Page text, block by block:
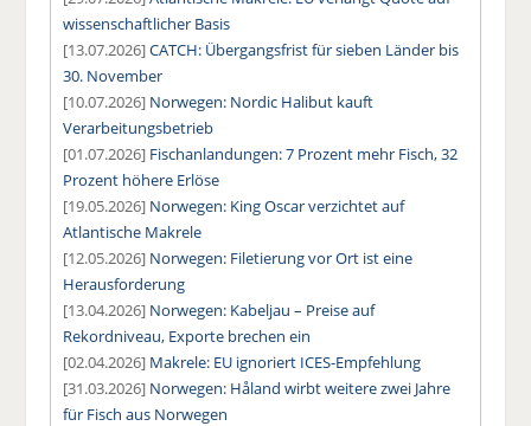
wissenschaftlicher Basis
[13.07.2026]CATCH: Übergangsfrist für sieben Länder bis
30. November
[10.07.2026] Norwegen: Nordic Halibut kauft
Verarbeitungsbetrieb
[01.07.2026] Fischanlandungen: 7 Prozent mehr Fisch, 32
Prozent höhere Erlöse
[19.05.2026] Norwegen: King Oscar verzichtet auf
Atlantische Makrele
[12.05.2026] Norwegen: Filetierung vor Ort ist eine
Herausforderung
[13.04.2026] Norwegen: Kabeljau – Preise auf
Rekordniveau, Exporte brechen ein
[02.04.2026] Makrele: EU ignoriert ICES-Empfehlung
[31.03.2026] Norwegen: Håland wirbt weitere zwei Jahre
für Fisch aus Norwegen